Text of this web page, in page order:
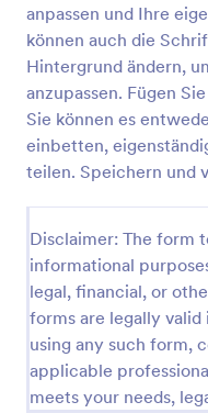
anpassen und Ihre
können auch die
Hintergrund ändern,
anzupassen. Fügen
Sie können es
einbetten,
teilen. Speichern und
Disclaimer: The form
informational
legal, financial, or
forms are legally
using any such form,
applicable
meets your needs,
Formularvorlage,
Hardware-
Vereinfachen Sie
Sie Fehler mit
Template. Erstellen
Bestellformular!
Go to Category:
Personalumfragen